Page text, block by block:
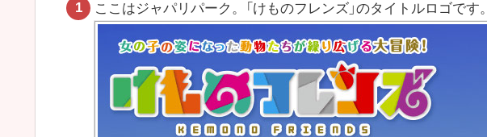
ここはジャパリパーク。「けものフレンズ」のタイトルロゴです。